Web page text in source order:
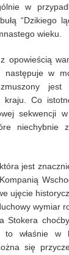
w
“Dzikiego
wieku.
opowieścią
w
jest
kraju. Co
sekwencji
jest
ujęcie
wymiar
Stokera
właśnie w
się